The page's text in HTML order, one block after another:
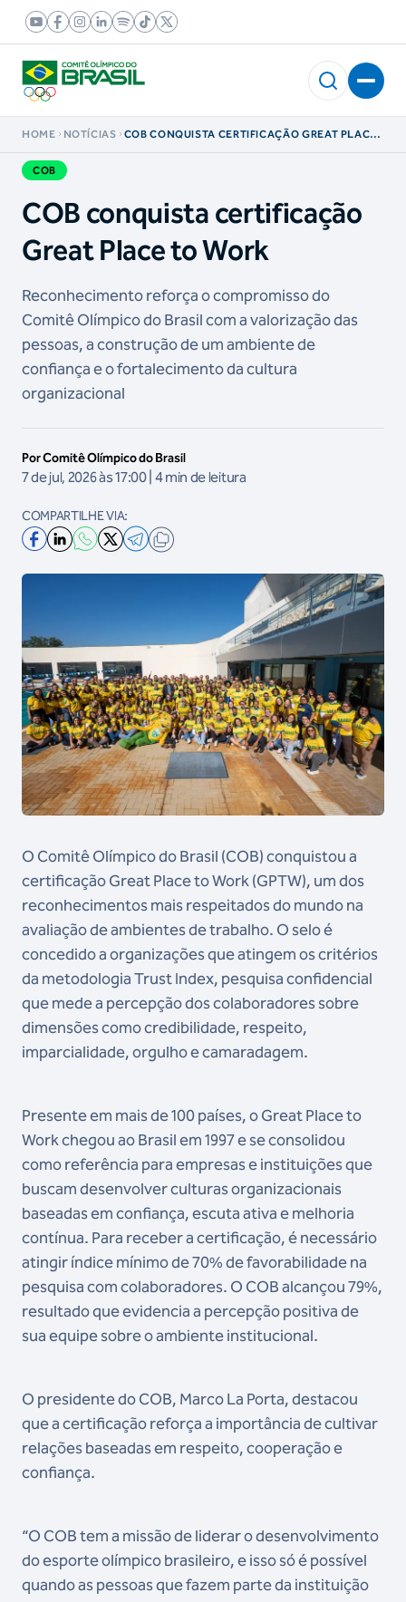
HOME NOTÍCIAS
COB CONQUISTA CERTIFICAÇÃO GREAT PLACE
COB
COB conquista certificação
Great Place to Work
Reconhecimento reforça o compromisso do
Comitê Olímpico do Brasil com a valorização das
pessoas, a construção de um ambiente de
confiança e o fortalecimento da cultura
organizacional
Por Comitê Olímpico do Brasil
7 de jul, 2026 às 17:00 | 4 min de leitura
COMPARTILHE VIA:
O Comitê Olímpico do Brasil (COB) conquistou a
certificação Great Place to Work (GPTW), um dos
reconhecimentos mais respeitados do mundo na
avaliação de ambientes de trabalho. O selo é
concedido a organizações que atingem os critérios
da metodologia Trust Index, pesquisa confidencial
que mede a percepção dos colaboradores sobre
dimensões como credibilidade, respeito,
imparcialidade, orgulho e camaradagem.
Presente em mais de 100 países, o Great Place to
Work chegou ao Brasil em 1997 e se consolidou
como referência para empresas e instituições que
buscam desenvolver culturas organizacionais
baseadas em confiança, escuta ativa e melhoria
contínua. Para receber a certificação, é necessário
atingir índice mínimo de 70% de favorabilidade na
pesquisa com colaboradores. O COB alcançou 79%,
resultado que evidencia a percepção positiva de
sua equipe sobre o ambiente institucional.
O presidente do COB, Marco La Porta, destacou
que a certificação reforça a importância de cultivar
relações baseadas em respeito, cooperação e
confiança.
“O COB tem a missão de liderar o desenvolvimento
do esporte olímpico brasileiro, e isso só é possível
quando as pessoas que fazem parte da instituição